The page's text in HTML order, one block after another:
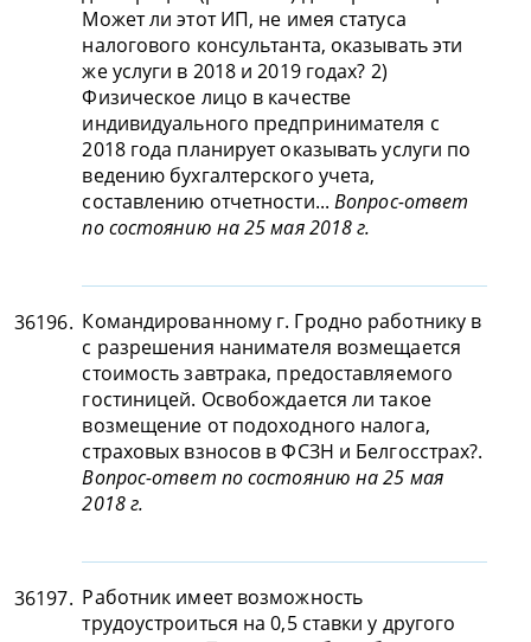
Может ли этот ИП, не имея статуса
налогового консультанта, оказывать эти
же услуги в 2018 и 2019 годах? 2)
Физическое лицо в качестве
индивидуального предпринимателя с
2018 года планирует оказывать услуги по
ведению бухгалтерского учета,
составлению отчетности...Вопрос-ответ
по состоянию на 25 мая 2018 г.
36196. Командированному г. Гродно работнику в
с разрешения нанимателя возмещается
стоимость завтрака, предоставляемого
гостиницей. Освобождается ли такое
возмещение от подоходного налога,
страховых взносов в ФСЗН и Белгосстрах?.
Вопрос-ответ по состоянию на 25 мая
2018 г.
36197. Работник имеет возможность
трудоустроиться на 0,5 ставки у другого